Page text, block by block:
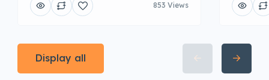
853 Views
Display all